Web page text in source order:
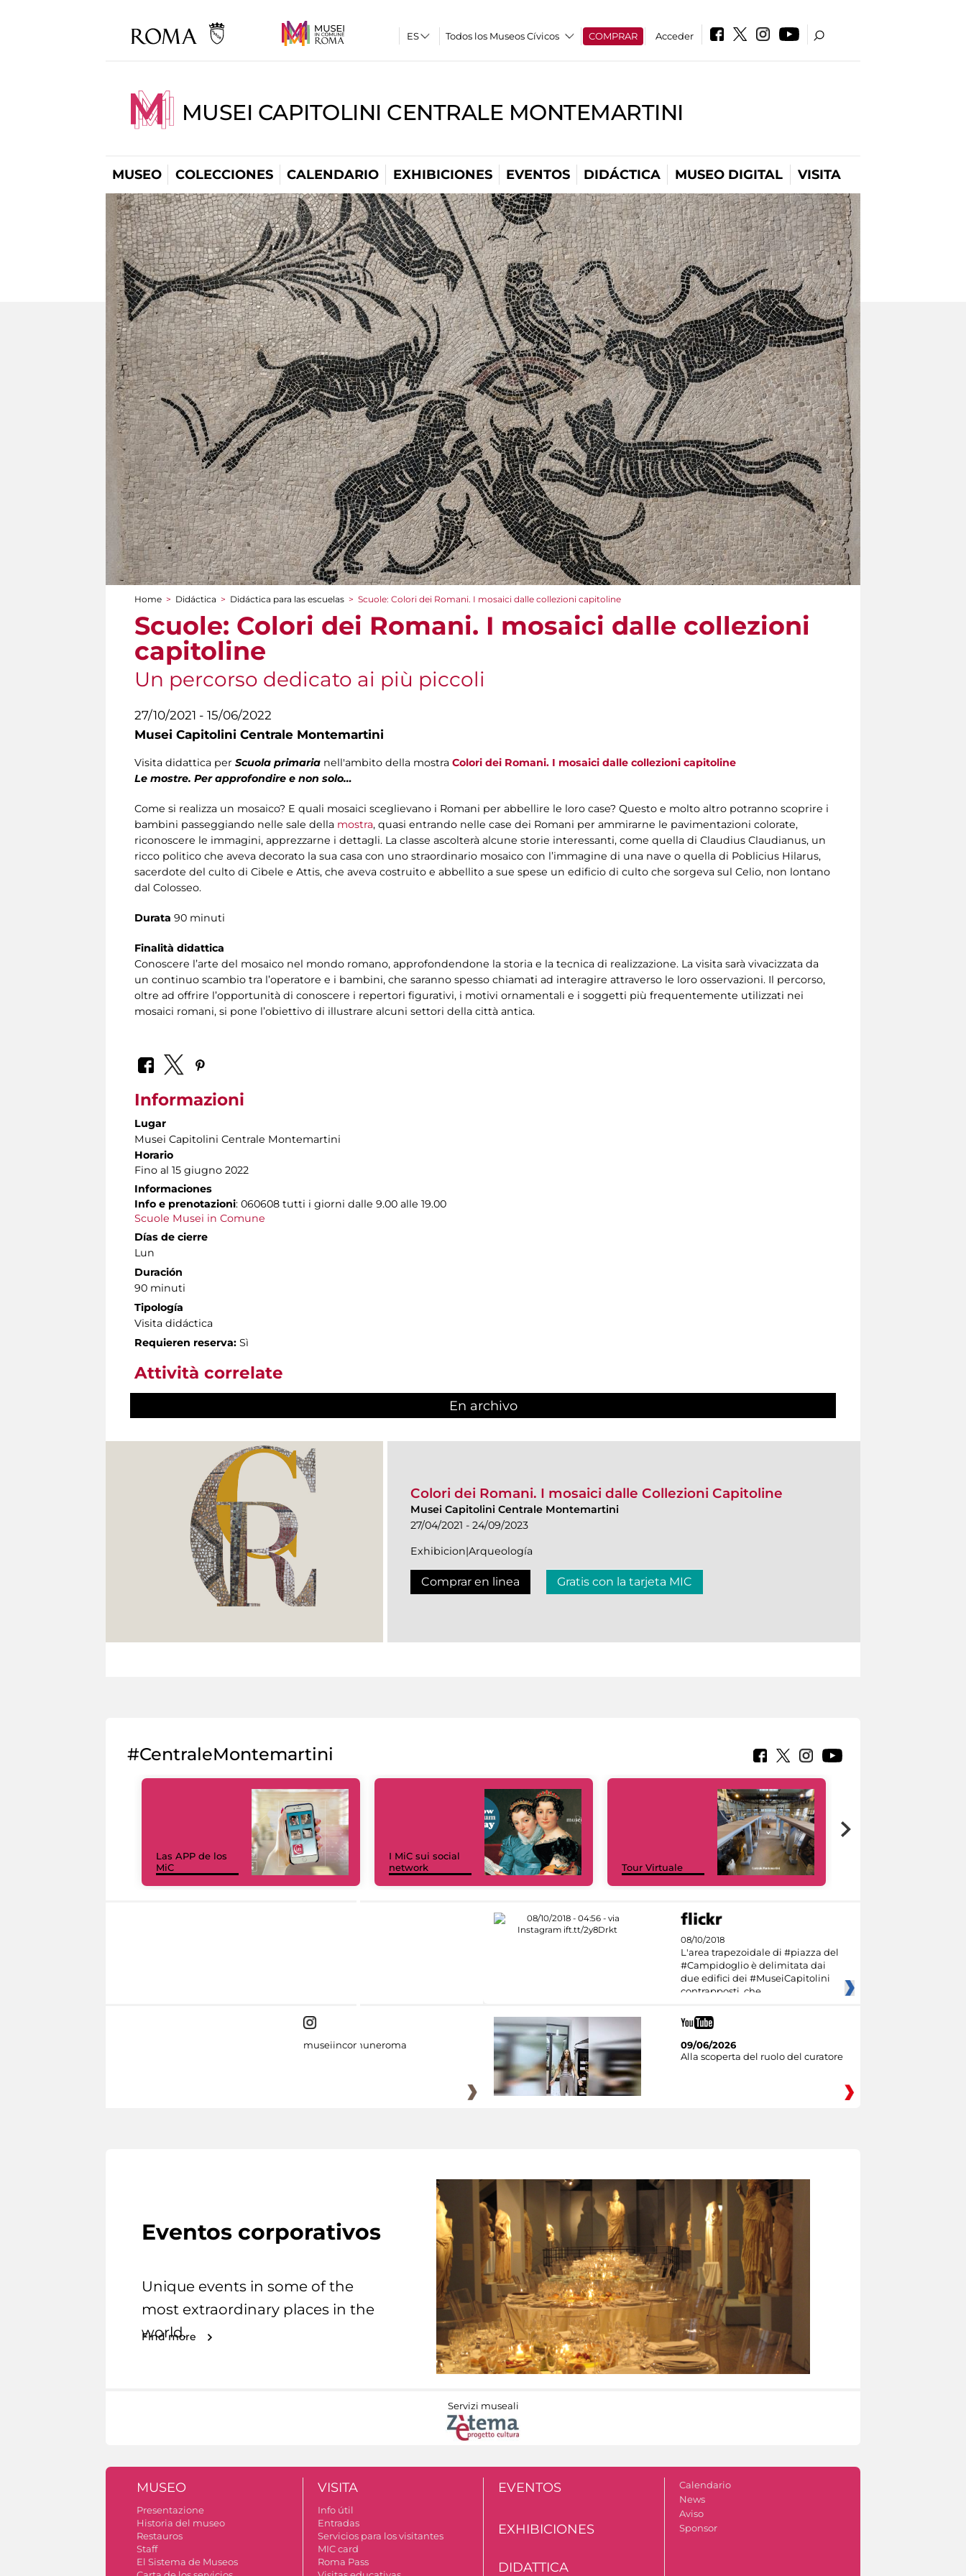
Todos los Museos Cívicos COMPRAR Acceder
MUSEI CAPITOLINI CENTRALE MONTEMARTINI
MUSEO COLECCIONES CALENDARIO EXHIBICIONES EVENTOS DIDÁCTICA MUSEO DIGITAL VISITA
You are here
Home > Didáctica > Didáctica para las escuelas > Scuole: Colori dei Romani. I mosaici dalle collezioni capitoline
Scuole: Colori dei Romani. I mosaici dalle collezioni
capitoline
Un percorso dedicato ai più piccoli
27/10/2021 - 15/06/2022
Musei Capitolini Centrale Montemartini
Visita didattica per Scuola primaria nell'ambito della mostra Colori dei Romani. I mosaici dalle collezioni capitoline
Le mostre. Per approfondire e non solo…
Come si realizza un mosaico? E quali mosaici sceglievano i Romani per abbellire le loro case? Questo e molto altro potranno scoprire i
bambini passeggiando nelle sale della mostra, quasi entrando nelle case dei Romani per ammirarne le pavimentazioni colorate,
riconoscere le immagini, apprezzarne i dettagli. La classe ascolterà alcune storie interessanti, come quella di Claudius Claudianus, un
ricco politico che aveva decorato la sua casa con uno straordinario mosaico con l’immagine di una nave o quella di Poblicius Hilarus,
sacerdote del culto di Cibele e Attis, che aveva costruito e abbellito a sue spese un edificio di culto che sorgeva sul Celio, non lontano
dal Colosseo.
Durata 90 minuti
Finalità didattica
Conoscere l’arte del mosaico nel mondo romano, approfondendone la storia e la tecnica di realizzazione. La visita sarà vivacizzata da
un continuo scambio tra l’operatore e i bambini, che saranno spesso chiamati ad interagire attraverso le loro osservazioni. Il percorso,
oltre ad offrire l’opportunità di conoscere i repertori figurativi, i motivi ornamentali e i soggetti più frequentemente utilizzati nei
mosaici romani, si pone l’obiettivo di illustrare alcuni settori della città antica.
Informazioni
Lugar
Musei Capitolini Centrale Montemartini
Horario
Fino al 15 giugno 2022
Informaciones
Info e prenotazioni: 060608 tutti i giorni dalle 9.00 alle 19.00
Scuole Musei in Comune
Días de cierre
Lun
Duración
90 minuti
Tipología
Visita didáctica
Requieren reserva: Sì
Attività correlate
En archivo
Colori dei Romani. I mosaici dalle Collezioni Capitoline
Musei Capitolini Centrale Montemartini
27/04/2021 - 24/09/2023
Exhibicion|Arqueología
Comprar en linea Gratis con la tarjeta MIC
#CentraleMontemartini
Las APP de los
MiC
I MiC sui social
network
Tour Virtuale
08/10/2018
L'area trapezoidale di #piazza del
#Campidoglio è delimitata dai
due edifici dei #MuseiCapitolini
contrapposti, che
museiincomuneroma
09/06/2026
Alla scoperta del ruolo del curatore
Eventos corporativos
Unique events in some of the
most extraordinary places in the
world.
Find more
Servizi museali
MUSEO
Presentazione
Historia del museo
Restauros
Staff
El Sistema de Museos
VISITA
Info útil
Entradas
Servicios para los visitantes
MIC card
Roma Pass
EVENTOS
EXHIBICIONES
DIDATTICA
Calendario
News
Aviso
Sponsor